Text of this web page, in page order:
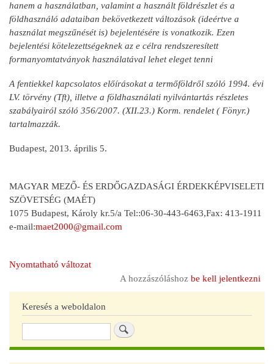
hanem a használatban, valamint a használt földrészlet és a
földhasználó adataiban bekövetkezett változások (ideértve a
használat megszűnését is) bejelentésére is vonatkozik. Ezen
bejelentési kötelezettségeknek az e célra rendszeresített
formanyomtatványok használatával lehet eleget tenni
A fentiekkel kapcsolatos előírásokat a termőföldről szóló 1994. évi
LV. törvény (Tft), illetve a földhasználati nyilvántartás részletes
szabályairól szóló 356/2007. (XII.23.) Korm. rendelet ( Fönyr.)
tartalmazzák.
Budapest, 2013. április 5.
MAGYAR MEZŐ- ÉS ERDŐGAZDASÁGI ÉRDEKKÉPVISELETI
SZÖVETSÉG (MAÉT)
1075 Budapest, Károly kr.5/a Tel::06-30-443-6463,Fax: 413-1911
e-mail:maet2000@gmail.com
Nyomtatható változat
A hozzászóláshoz be kell jelentkezni
Keresés a weboldalon